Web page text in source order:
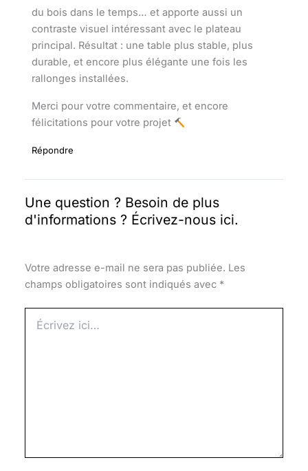
du bois dans le temps… et apporte aussi un
contraste visuel intéressant avec le plateau
principal. Résultat : une table plus stable, plus
durable, et encore plus élégante une fois les
rallonges installées.
Merci pour votre commentaire, et encore
félicitations pour votre projet
Répondre
Votre adresse e-mail ne sera pas publiée. Les
champs obligatoires sont indiqués avec *
ici…